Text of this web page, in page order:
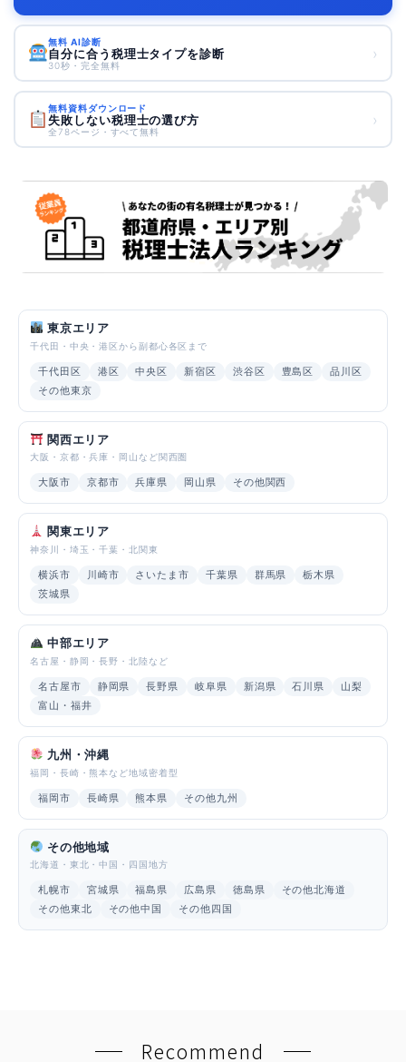
無料 AI診断
自分に合う税理士タイプを診断
30秒・完全無料
›
無料資料ダウンロード
失敗しない税理士の選び方
全78ページ・すべて無料
›
東京エリア
千代田・中央・港区から副都心各区まで
千代田区 港区 中央区 新宿区 渋谷区 豊島区
品川区
その他東京
関西エリア
大阪・京都・兵庫・岡山など関西圏
大阪市 京都市 兵庫県 岡山県 その他関西
関東エリア
神奈川・埼玉・千葉・北関東
横浜市 川崎市 さいたま市 千葉県 群馬県
栃木県
茨城県
中部エリア
名古屋・静岡・長野・北陸など
名古屋市 静岡県 長野県 岐阜県 新潟県 石川県
山梨
富山・福井
九州・沖縄
福岡・長崎・熊本など地域密着型
福岡市 長崎県 熊本県 その他九州
その他地域
北海道・東北・中国・四国地方
札幌市 宮城県 福島県 広島県 徳島県
その他北海道
その他東北
その他中国 その他四国
Recommend